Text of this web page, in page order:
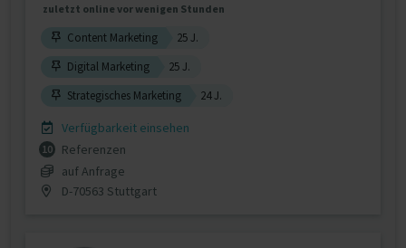
zuletzt online vor wenigen Stunden
Content Marketing
25 J.
Digital Marketing
25 J.
Strategisches Marketing
24 J.
Verfügbarkeit einsehen
10
Referenzen
auf Anfrage
D-70563 Stuttgart